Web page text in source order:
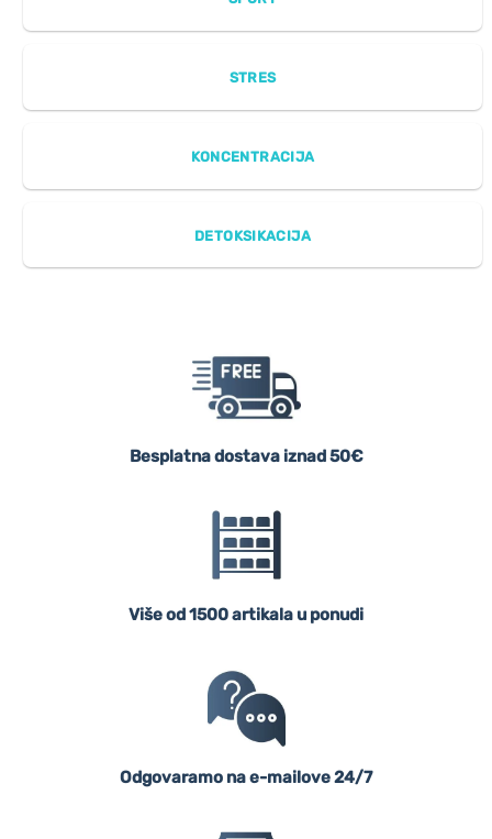
STRES
KONCENTRACIJA
DETOKSIKACIJA
Besplatna dostava iznad 50€
Više od 1500 artikala u ponudi
Odgovaramo na e-mailove 24/7